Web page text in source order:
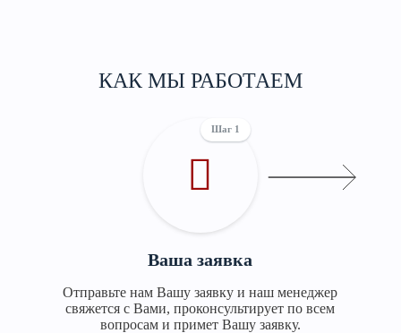
КАК МЫ РАБОТАЕМ
Ваша заявка
Отправьте нам Вашу заявку и наш менеджер
свяжется с Вами, проконсультирует по всем
вопросам и примет Вашу заявку.
Шаг 1